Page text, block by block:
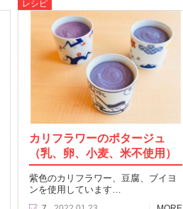
レシピ
カリフラワーのポタージュ
（乳、卵、小麦、米不使用）
紫色のカリフラワー、豆腐、ブイヨ
ンを使用しています…